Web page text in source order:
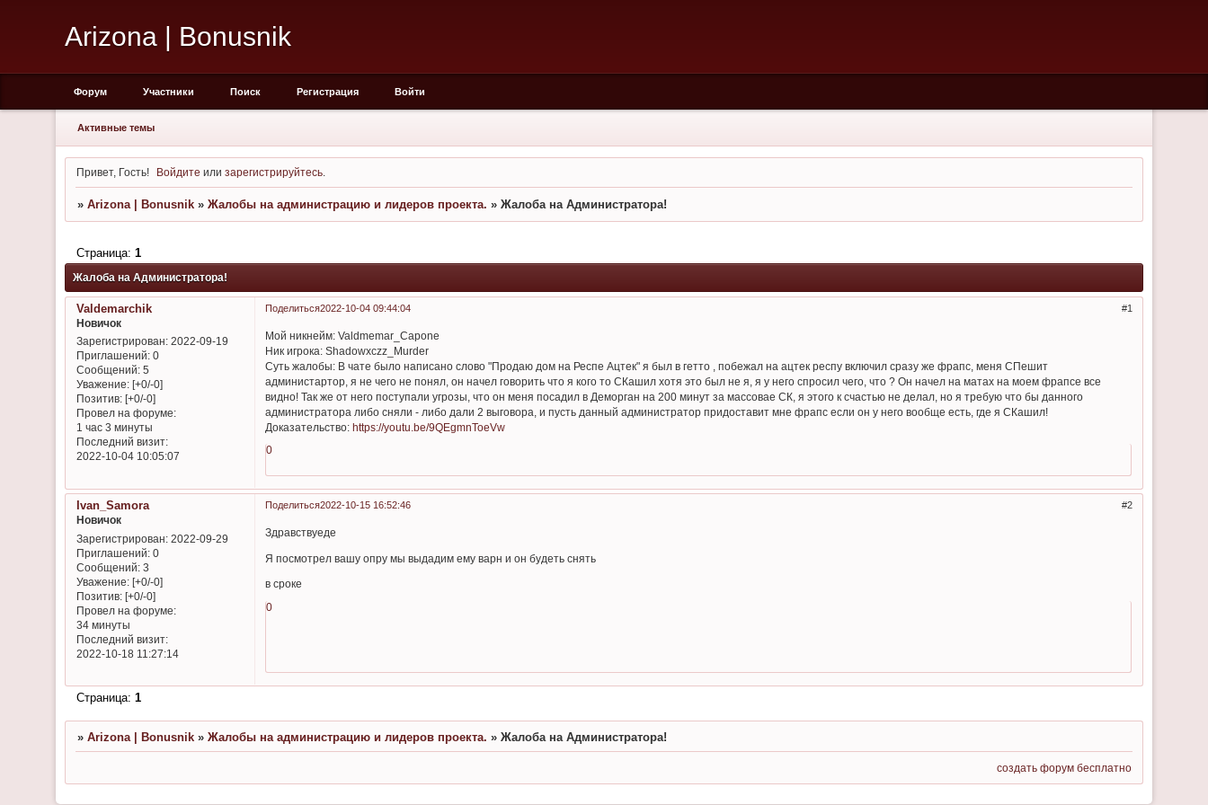
Arizona | Bonusnik
Форум Участники Поиск Регистрация Войти
Активные темы
Привет, Гость! Войдите илизарегистрируйтесь
» Arizona | Bonusnik » Жалобы на администрацию и лидеров проекта. » Жалоба на Администратора!
Жалоба на Администратора!
Страница: 1
Поделиться 1
2022-10-04 09:44:04
Valdemarchik
Новичок
Зарегистрирован: 2022-09-19
Приглашений:0
Сообщений:5
Уважение: [+0/-0]
Позитив: [+0/-0]
Провел на форуме:
1 час 3 минуты
Последний визит:
2022-10-04 10:05:07
Мой никнейм: Valdmemar_Capone
Ник игрока: Shadowxczz_Murder
Суть жалобы: В чате было написано слово "Продаю дом на Респе Ацтек" я был в гетто , побежал на ацтек респу включил сразу же фрапс, меня СПешит
администартор, я не чего не понял, он начел говорить что я кого то СКашил хотя это был не я, я у него спросил чего, что ? Он начел на матах на моем фрапсе все
видно! Так же от него поступали угрозы, что он меня посадил в Деморган на 200 минут за массовае СК, я этого к счастью не делал, но я требую что бы данного
администратора либо сняли - либо дали 2 выговора, и пусть данный администратор придоставит мне фрапс если он у него вообще есть, где я СКашил!
Доказательство:https://youtu.be/9QEgmnToeVw
0
Поделиться 2
2022-10-15 16:52:46
Ivan_Samora
Новичок
Зарегистрирован: 2022-09-29
Приглашений:0
Сообщений:3
Уважение: [+0/-0]
Позитив: [+0/-0]
Провел на форуме:
34 минуты
Последний визит:
2022-10-18 11:27:14
Здравствуеде
Я посмотрел вашу опру мы выдадим ему варн и он будеть снять
в сроке
0
Страница: 1
» Arizona | Bonusnik » Жалобы на администрацию и лидеров проекта. » Жалоба на Администратора!
создать форум бесплатно